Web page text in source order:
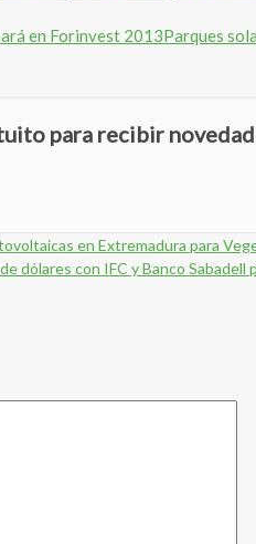
Parques
para recibir
en Extremadura para
dólares con IFC y Banco